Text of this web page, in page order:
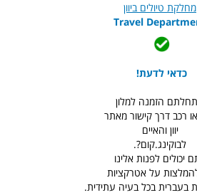
מחלקת טיולים ביוון
Travel
כדאי לדעת!
הזמנה למלון
רכב דרך קישור מאתר
יוון והאיים
לבוקינג.קום?.
יכולים לפנות אלינו
על אטרקציות
בעברית בכל בעיה עתידית.